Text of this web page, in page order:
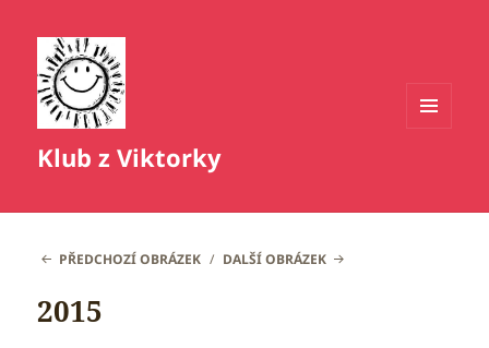
Klub z Viktorky
PŘEDCHOZÍ OBRÁZEK DALŠÍ OBRÁZEK
2015